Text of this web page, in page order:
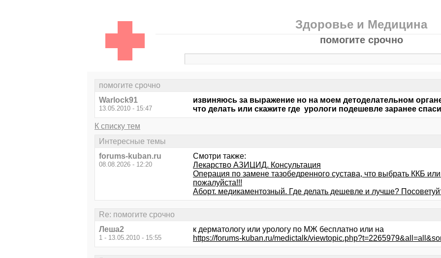
Здоровье и Медицина
помогите срочно
помогите срочно
Warlock91
13.05.2010 - 15:47
извиняюсь за выражение но на моем детоделательном
что делать или скажите где урологи подешевле заранее
К списку тем
Интересные темы
forums-kuban.ru
08.08.2026 - 12:20
Смотри также:
Лекарство АЗИЦИД. Консультация
Операция по замене тазобедренного сустава, что выбрать ККБ
пожалуйста!!!
Аборт. медикаментозный. Где делать дешевле и лучше?
Re: помогите срочно
Леша2
1 - 13.05.2010 - 15:55
к дерматологу или урологу по МЖ бесплатно или на
https://forums-kuban.ru/medictalk/